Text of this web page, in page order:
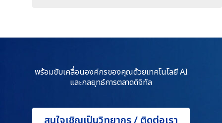
พร้อมขับเคลื่อนองค์กรของคุณด้วยเทคโนโลยี AI
และกลยุทธ์การตลาดดิจิทัล